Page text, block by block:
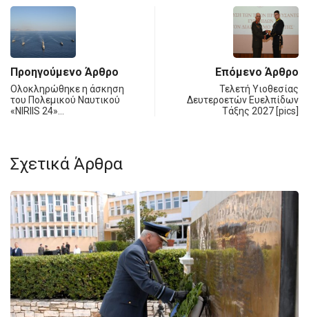
Προηγούμενο Άρθρο
Ολοκληρώθηκε η άσκηση
του Πολεμικού Ναυτικού
«NIRIIS 24»…
Επόμενο Άρθρο
Τελετή Υιοθεσίας
Δευτεροετών Ευελπίδων
Τάξης 2027 [pics]
Σχετικά Άρθρα